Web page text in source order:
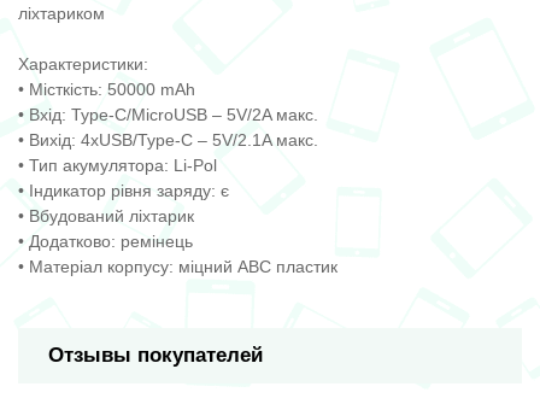
ліхтариком
Характеристики:
• Місткість: 50000 mAh
• Вхід: Type-C/MicroUSB – 5V/2A макс.
• Вихід: 4xUSB/Type-C – 5V/2.1A макс.
• Тип акумулятора: Li-Pol
• Індикатор рівня заряду: є
• Вбудований ліхтарик
• Додатково: ремінець
• Матеріал корпусу: міцний ABC пластик
Отзывы покупателей